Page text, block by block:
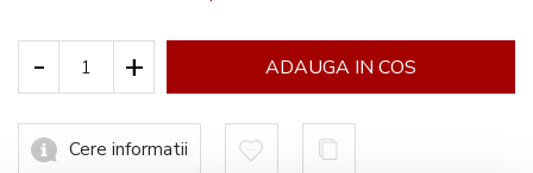
- + ADAUGA IN COS
Cere informatii